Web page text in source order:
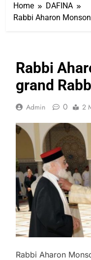
Home
DAFINA
Rabbi Aharon
Rabbi
grand
Admin 0 2
Rabbi Aharon